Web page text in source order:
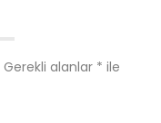
Gerekli alanlar * ile